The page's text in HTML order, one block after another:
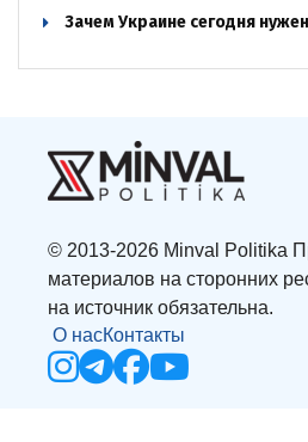
Зачем Украине сегодня
© 2013-2026 Minval Politika
материалов на сторонних
на источник обязательна.
О насКонтакты